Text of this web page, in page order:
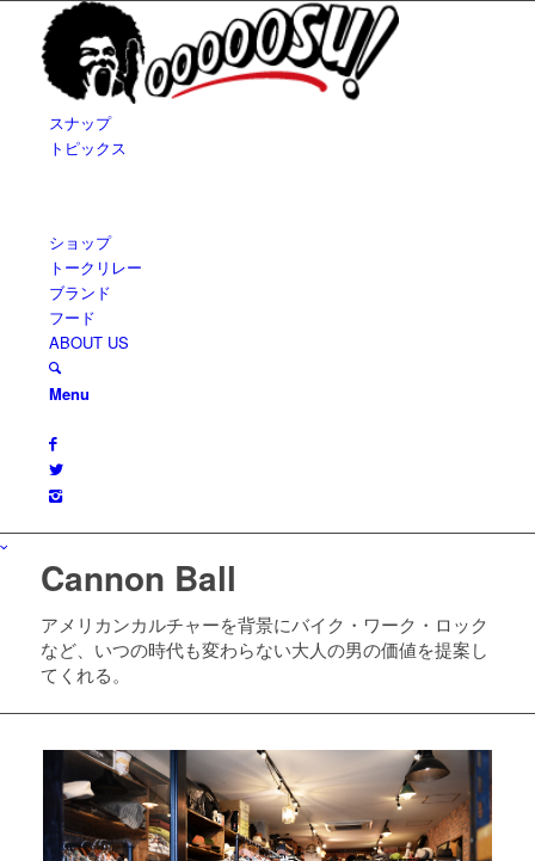
スナップ
トピックス
ショップ
トークリレー
ブランド
フード
ABOUT US
Menu
Cannon Ball
アメリカンカルチャーを背景にバイク・ワーク・ロック
など、いつの時代も変わらない大人の男の価値を提案し
てくれる。